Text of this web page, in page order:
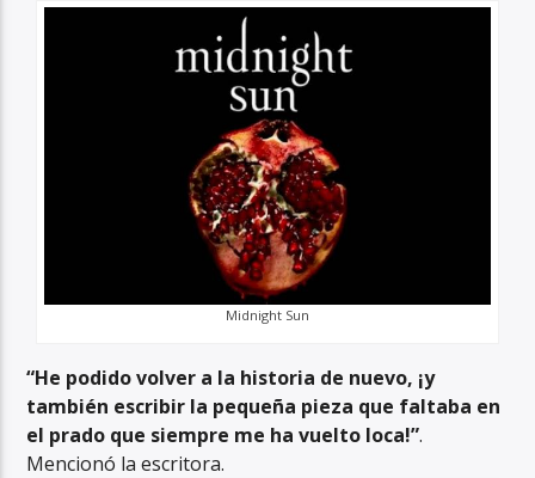
Midnight Sun
“He podido volver a la historia de nuevo, ¡y
también escribir la pequeña pieza que faltaba en
el prado que siempre me ha vuelto loca!”.
Mencionó la escritora.